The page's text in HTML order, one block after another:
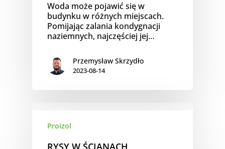
Woda może pojawić się w
budynku w różnych miejscach.
Pomijając zalania kondygnacji
naziemnych, najczęściej jej…
Przemysław Skrzydło
2023-08-14
Proizol
RYSY W ŚCIANACH